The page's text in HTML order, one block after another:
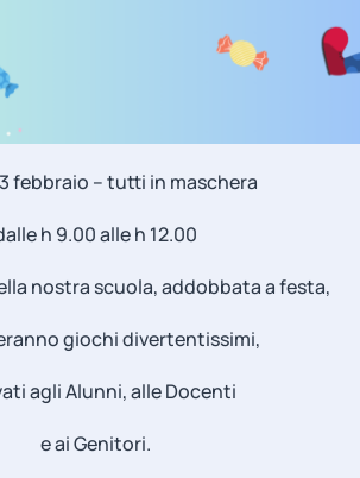
febbraio – tutti in maschera
h 9.00 alle h 12.00
nostra scuola, addobbata a festa,
giochi divertentissimi,
agli Alunni, alle Docenti
e ai Genitori.